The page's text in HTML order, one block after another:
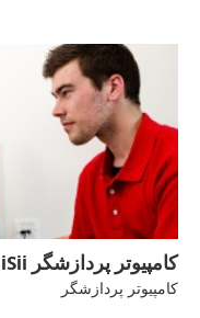
کامپیوتر پردازشگر iSii
کامپیوتر پردازشگر